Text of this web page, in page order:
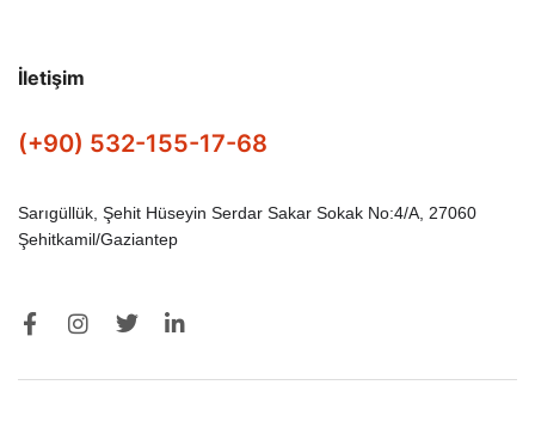
İletişim
(+90) 532-155-17-68
Sarıgüllük, Şehit Hüseyin Serdar Sakar Sokak No:4/A, 27060
Şehitkamil/Gaziantep